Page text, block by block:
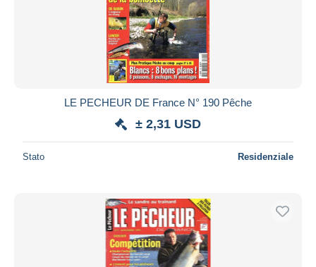
LE PECHEUR DE France N° 190 Pêche
± 2,31 USD
Stato Residenziale